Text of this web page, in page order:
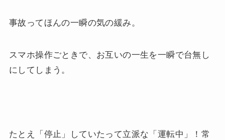
事故ってほんの一瞬の気の緩み。
スマホ操作ごときで、お互いの一生を一瞬で台無し
にしてしまう。
たとえ「停止」していたって立派な「運転中」！常